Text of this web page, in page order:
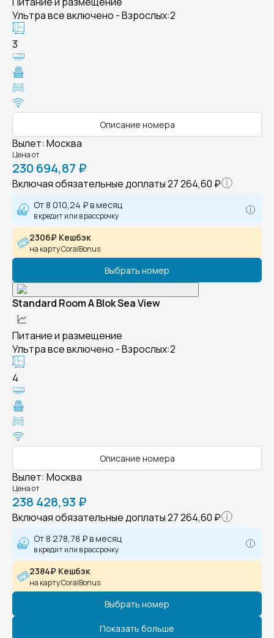
Ультра все включено - Взрослых:2
3
Описание номера
Вылет: Москва
Цена от
230 694,87 ₽
Включая обязательные доплаты27 264,60 ₽
От 8 010,24 ₽в месяц
в кредит или в рассрочку
2306₽ Кешбэк
на карту CoralBonus
Выбрать номер
Standard Room A Blok Sea View
Питание и размещение
Ультра все включено - Взрослых:2
4
Описание номера
Вылет: Москва
Цена от
238 428,93 ₽
Включая обязательные доплаты27 264,60 ₽
От 8 278,78 ₽в месяц
в кредит или в рассрочку
2384₽ Кешбэк
на карту CoralBonus
Выбрать номер
Показать больше